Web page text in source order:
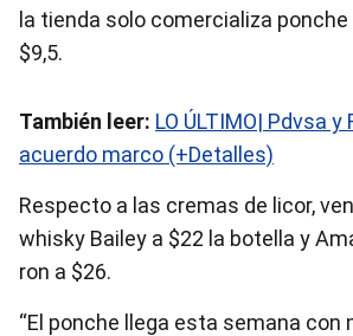
la tienda solo comercializa ponche
$9,5.
También leer: LO ÚLTIMO| Pdvsa
acuerdo marco (+Detalles)
Respecto a las cremas de licor,
whisky Bailey a $22 la botella y
ron a $26.
“El ponche llega esta semana con